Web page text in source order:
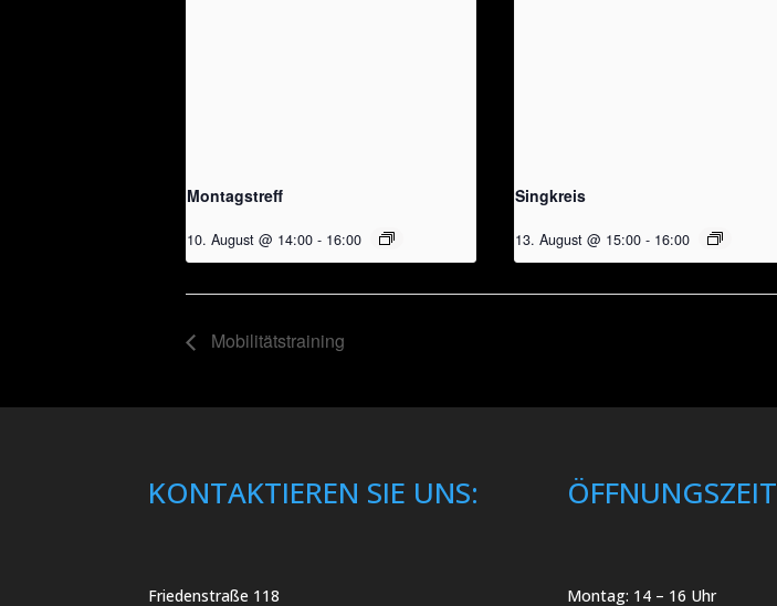
Montagstreff
10. August @ 14:00 - 16:00
Singkreis
13. August @ 15:00 - 16:00
Mobilitätstraining
KONTAKTIEREN SIE UNS:
Friedenstraße 118 Montag: 14 – 16 Uhr